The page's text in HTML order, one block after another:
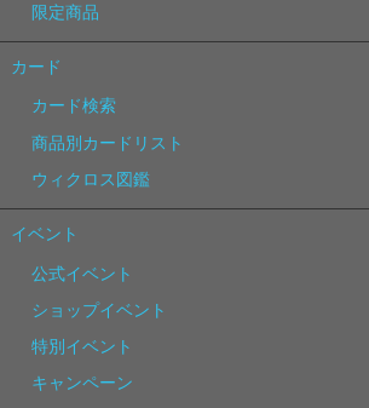
限定商品
カード
カード検索
商品別カードリスト
ウィクロス図鑑
イベント
公式イベント
ショップイベント
特別イベント
キャンペーン